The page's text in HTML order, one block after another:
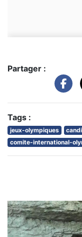
Partager :
Tags :
jeux-olympiques
comite-international-